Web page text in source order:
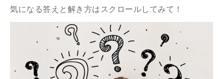
気になる答えと解き方はスクロールしてみて！